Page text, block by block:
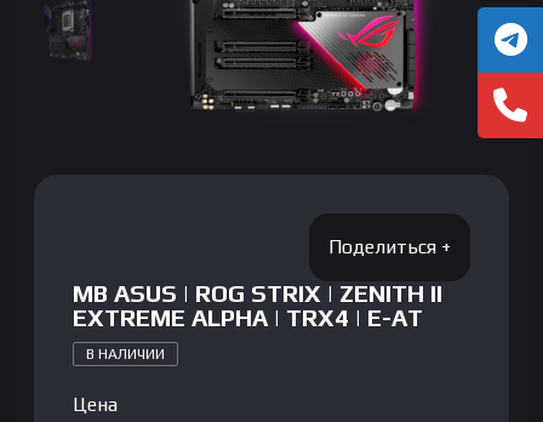
MB ASUS | ROG STRIX | ZENITH II
EXTREME ALPHA | TRX4 | E-AT
В НАЛИЧИИ
Цена